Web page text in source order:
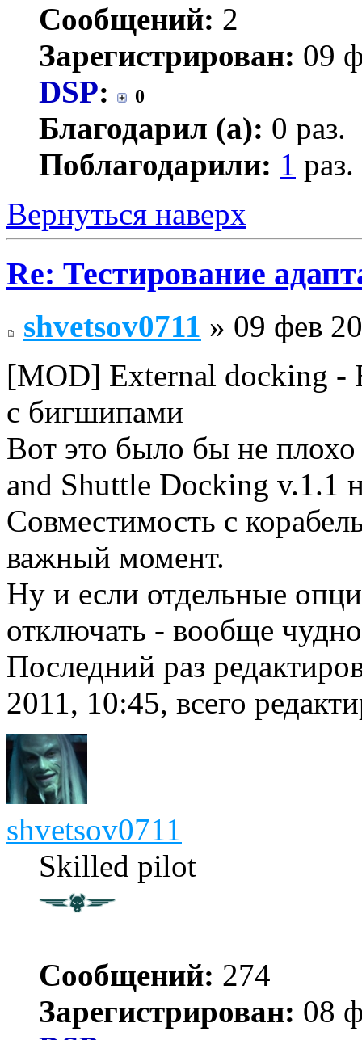
Сообщений: 2
Зарегистрирован: 09
DSP: 0
Благодарил (а): 0 раз.
Поблагодарили: 1 раз.
Вернуться наверх
Re: Тестирование
shvetsov0711 » 09 фев
[MOD] External docking -
с бигшипами
Вот это было бы не плохо
and Shuttle Docking v.1.1
Совместимость с
важный момент.
Ну и если отдельные
отключать - вообще
Последний раз
2011, 10:45, всего
shvetsov0711
Skilled pilot
Сообщений: 274
Зарегистрирован: 08